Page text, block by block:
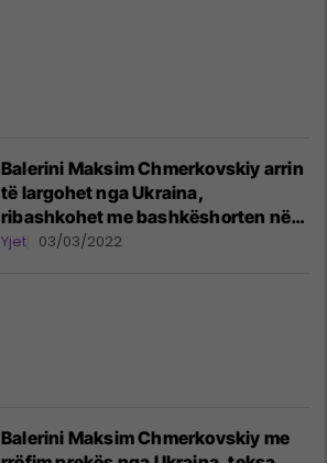
Balerini Maksim Chmerkovskiy arrin
të largohet nga Ukraina,
ribashkohet me bashkëshorten në
Shtetet e Bashkuara të Amerikës
Yjet 03/03/2022
Balerini Maksim Chmerkovskiy me